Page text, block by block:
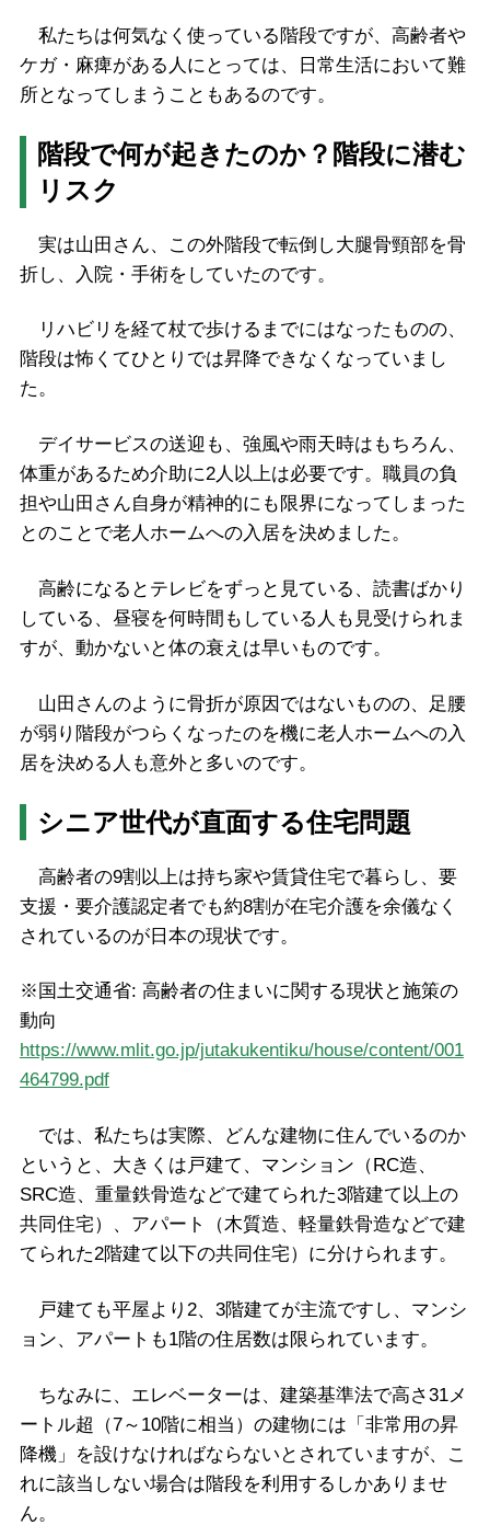
私たちは何気なく使っている階段ですが、高齢者や
ケガ・麻痺がある人にとっては、日常生活において難
所となってしまうこともあるのです。
階段で何が起きたのか？階段に潜む
リスク
実は山田さん、この外階段で転倒し大腿骨頸部を骨
折し、入院・手術をしていたのです。
リハビリを経て杖で歩けるまでにはなったものの、
階段は怖くてひとりでは昇降できなくなっていまし
た。
デイサービスの送迎も、強風や雨天時はもちろん、
体重があるため介助に2人以上は必要です。職員の負
担や山田さん自身が精神的にも限界になってしまった
とのことで老人ホームへの入居を決めました。
高齢になるとテレビをずっと見ている、読書ばかり
している、昼寝を何時間もしている人も見受けられま
すが、動かないと体の衰えは早いものです。
山田さんのように骨折が原因ではないものの、足腰
が弱り階段がつらくなったのを機に老人ホームへの入
居を決める人も意外と多いのです。
シニア世代が直面する住宅問題
高齢者の9割以上は持ち家や賃貸住宅で暮らし、要
支援・要介護認定者でも約8割が在宅介護を余儀なく
されているのが日本の現状です。
※国土交通省: 高齢者の住まいに関する現状と施策の
動向
https://www.mlit.go.jp/jutakukentiku/house/content/001
464799.pdf
では、私たちは実際、どんな建物に住んでいるのか
というと、大きくは戸建て、マンション（RC造、
SRC造、重量鉄骨造などで建てられた3階建て以上の
共同住宅）、アパート（木質造、軽量鉄骨造などで建
てられた2階建て以下の共同住宅）に分けられます。
戸建ても平屋より2、3階建てが主流ですし、マンシ
ョン、アパートも1階の住居数は限られています。
ちなみに、エレベーターは、建築基準法で高さ31メ
ートル超（7～10階に相当）の建物には「非常用の昇
降機」を設けなければならないとされていますが、こ
れに該当しない場合は階段を利用するしかありませ
ん。